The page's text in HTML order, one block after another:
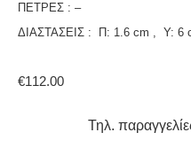
ΠΕΤΡΕΣ : –
ΔΙΑΣΤΑΣΕΙΣ : Π: 1.6 cm , Υ: 6
€112.00
Τηλ.